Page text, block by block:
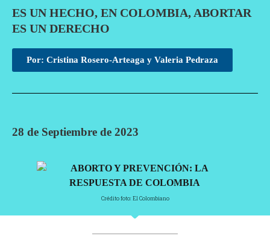
ES UN HECHO, EN COLOMBIA, ABORTAR
ES UN DERECHO
Por: Cristina Rosero-Arteaga y Valeria Pedraza
28 de Septiembre de 2023
Crédito foto: El Colombiano